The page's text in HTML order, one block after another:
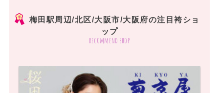
梅田駅周辺/北区/大阪市/大阪府の注目袴ショ
ップ
recommend shop